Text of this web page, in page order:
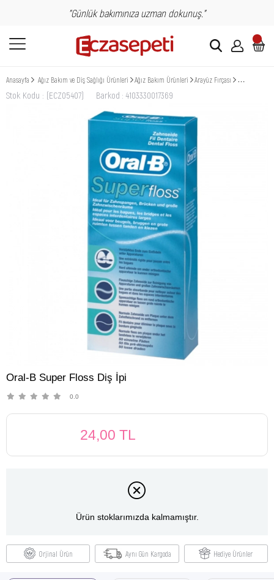
"Günlük bakımınıza uzman dokunuş."
Anasayfa Ağız Bakım ve Diş Sağlığı Ürünleri Ağız Bakım Ürünleri Arayüz Fırçası Oral-B Super
Stok Kodu (ECZ05407) Barkod : 4103330017369
Oral-B Super Floss Diş İpi
0.0
24,00 TL
Ürün stoklarımızda kalmamıştır.
Orjinal Ürün Aynı Gün Kargoda Hediye Ürünler